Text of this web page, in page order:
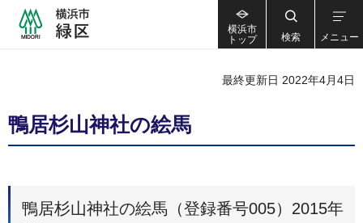
横浜市
トップ
検索 メニュー
最終更新日 2022年4月4日
鴨居杉山神社の絵馬
鴨居杉山神社の絵馬（登録番号005）2015年